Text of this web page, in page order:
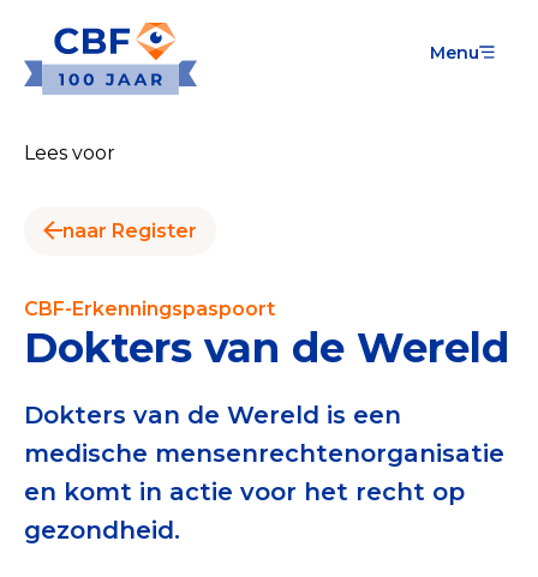
Menu
Goede Doelen
CBF-Erkenning aanvragen
Publiek
Veilig geven met het CBF-keurmerk
Check het CBF-keurmerk van een goed doel
Download de Geef Gerust Checklist
Lees voor
naar Register
CBF-Erkenningspaspoort
Dokters van de Wereld
Dokters van de Wereld is een
medische mensenrechtenorganisatie
en komt in actie voor het recht op
gezondheid.